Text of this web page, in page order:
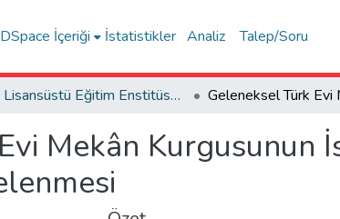
DSpace İçeriği İstatistikler Analiz Talep/Soru
Lisansüstü Eğitim Enstitüsü Tez Koleksiyonu
Mekân Kurgusunun